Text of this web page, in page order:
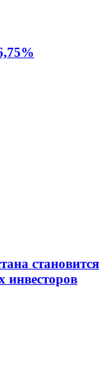
становится
инвесторов